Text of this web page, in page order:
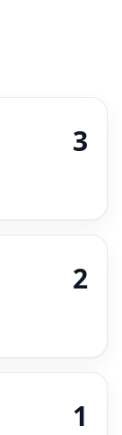
3
2
1